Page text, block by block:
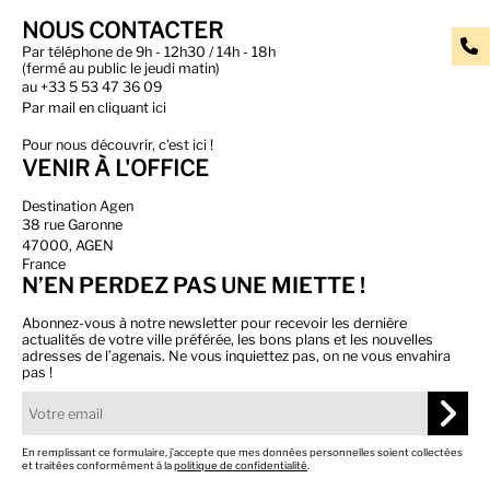
NOUS CONTACTER
Par téléphone de 9h - 12h30 / 14h - 18h
(fermé au public le jeudi matin)
au +33 5 53 47 36 09
Par mail en cliquant ici
Pour nous découvrir, c'est ici !
VENIR À L'OFFICE
Destination Agen
38 rue Garonne
47000, AGEN
France
N’EN PERDEZ PAS UNE MIETTE !
Abonnez-vous à notre newsletter pour recevoir les dernière
actualités de votre ville préférée, les bons plans et les nouvelles
adresses de l’agenais. Ne vous inquiettez pas, on ne vous envahira
pas !
En remplissant ce formulaire, j’accepte que mes données personnelles soient collectées
et traitées conformément à lapolitique de confidentialité